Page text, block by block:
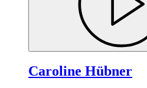
Caroline Hübner